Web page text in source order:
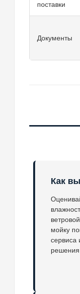
поставки
Документы
Как
мойку
сервиса